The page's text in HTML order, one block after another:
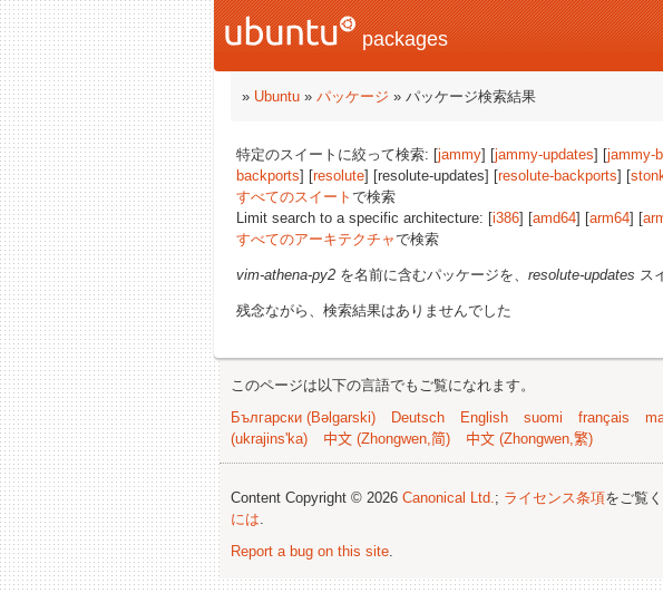
packages
» Ubuntu » パッケージ » パッケージ検索結果
特定のスイートに絞って検索: [jammy] [jammy-updates] [jammy-
backports] [resolute] [resolute-updates] [resolute-backports] [
すべてのスイート で検索
Limit search to a specific architecture: [i386] [amd64] [arm64] [
すべてのアーキテクチャで検索
vim-athena-py2 を名前に含むパッケージを、 resolute-updates ス
残念ながら、検索結果はありませんでした
このページは以下の言語でもご覧になれます。
Български (Bəlgarski)
Deutsch English suomi français
(ukrajins'ka)
中文 (Zhongwen,简) 中文 (Zhongwen,繁)
Content Copyright © 2026 Canonical Ltd.; ライセンス条項をご覧
には.
Report a bug on this site.